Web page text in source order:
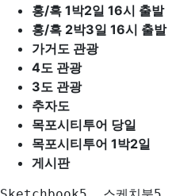
홍/흑 1박2일 16시 출발
홍/흑 2박3일 16시 출발
가거도 관광
4도 관광
3도 관광
추자도
목포시티투어 당일
목포시티투어 1박2일
게시판